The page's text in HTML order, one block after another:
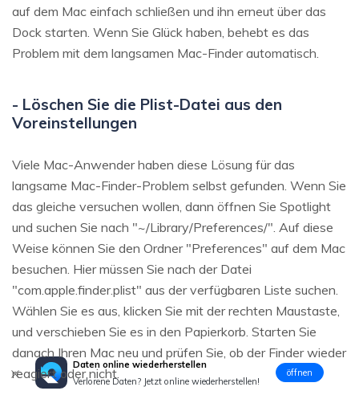
auf dem Mac einfach schließen und ihn erneut über das
Dock starten. Wenn Sie Glück haben, behebt es das
Problem mit dem langsamen Mac-Finder automatisch.
- Löschen Sie die Plist-Datei aus den
Voreinstellungen
Viele Mac-Anwender haben diese Lösung für das
langsame Mac-Finder-Problem selbst gefunden. Wenn Sie
das gleiche versuchen wollen, dann öffnen Sie Spotlight
und suchen Sie nach "~/Library/Preferences/". Auf diese
Weise können Sie den Ordner "Preferences" auf dem Mac
besuchen. Hier müssen Sie nach der Datei
"com.apple.finder.plist" aus der verfügbaren Liste suchen.
Wählen Sie es aus, klicken Sie mit der rechten Maustaste,
und verschieben Sie es in den Papierkorb. Starten Sie
danach Ihren Mac neu und prüfen Sie, ob der Finder wieder
reagiert oder nicht.
Daten online wiederherstellen
Verlorene Daten? Jetzt online wiederherstellen!
öffnen